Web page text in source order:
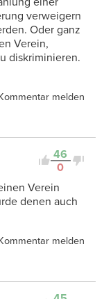
verweigern
Oder ganz
Verein,
diskriminieren.
melden
46
0
Verein
denen auch
melden